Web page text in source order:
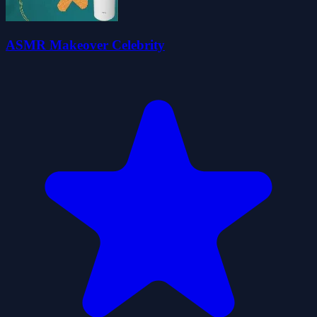
ASMR Makeover Celebrity